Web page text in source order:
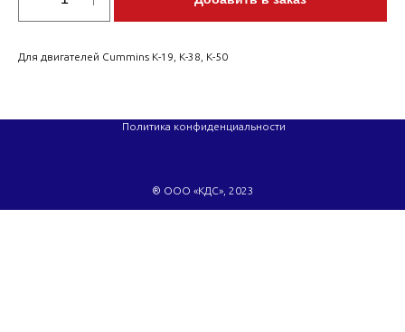
Для двигателей Cummins K-19, K-38, K-50
® ООО «КДС», 2023
Политика конфиденциальности